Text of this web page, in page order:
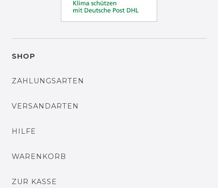
SHOP
ZAHLUNGSARTEN
VERSANDARTEN
HILFE
WARENKORB
ZUR KASSE